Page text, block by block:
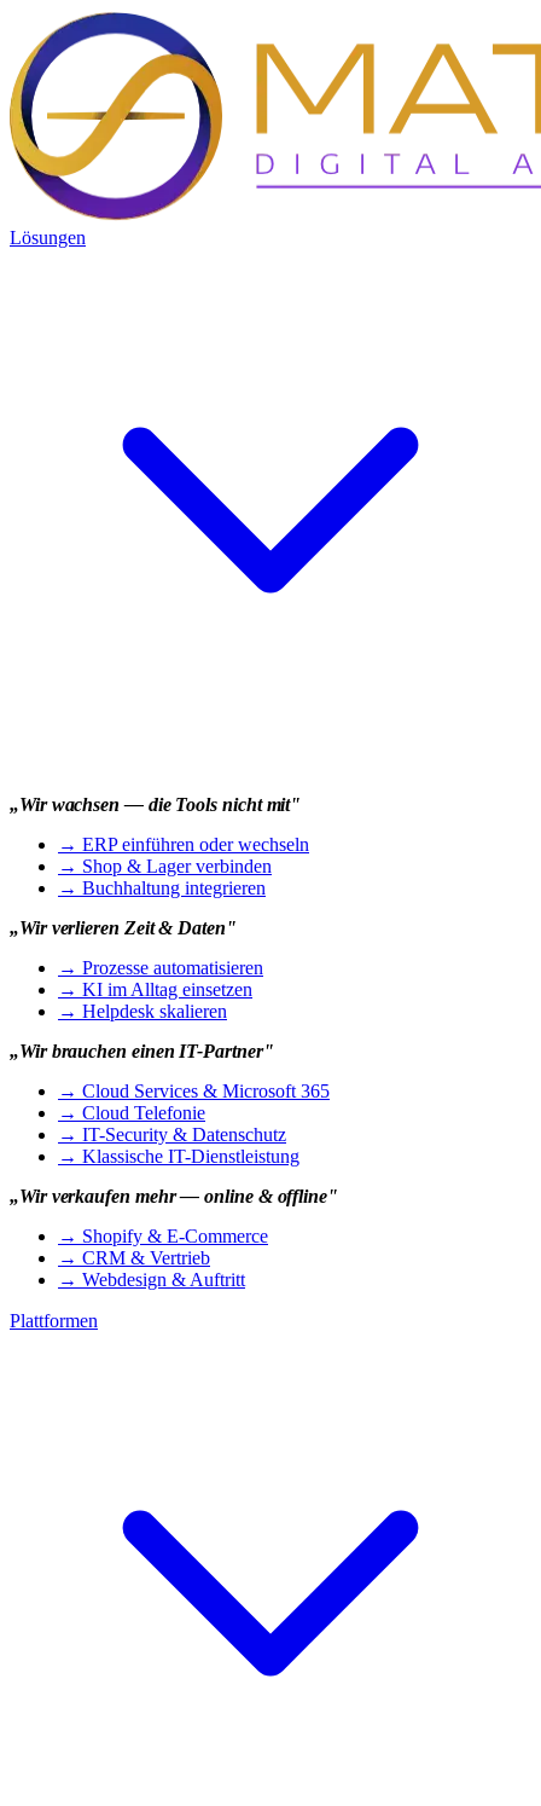
Lösungen
„Wir wachsen — die Tools nicht mit"
→ ERP einführen oder wechseln
→ Shop & Lager verbinden
→ Buchhaltung integrieren
„Wir verlieren Zeit & Daten"
→ Prozesse automatisieren
→ KI im Alltag einsetzen
→ Helpdesk skalieren
„Wir brauchen einen IT-Partner"
→ Cloud Services & Microsoft 365
→ Cloud Telefonie
→ IT-Security & Datenschutz
→ Klassische IT-Dienstleistung
„Wir verkaufen mehr — online & offline"
→ Shopify & E-Commerce
→ CRM & Vertrieb
→ Webdesign & Auftritt
Plattformen